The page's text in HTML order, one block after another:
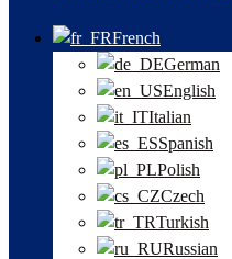
French
German
English
Italian
Spanish
Polish
Czech
Turkish
Russian